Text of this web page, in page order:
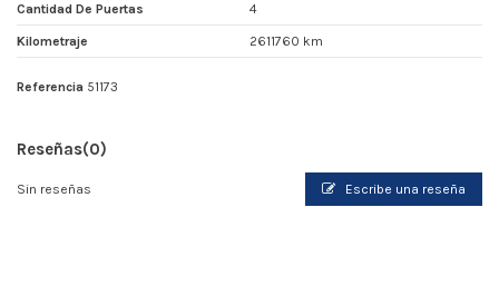
Cantidad De Puertas 4
Kilometraje 2611760 km
Referencia 51173
Reseñas(0)
Sin reseñas Escribe una reseña